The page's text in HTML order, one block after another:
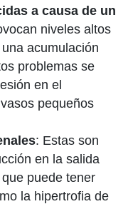
a causa de un
niveles altos
acumulación
problemas se
en el
pequeños
: Estas son
en la salida
puede tener
la hipertrofia de